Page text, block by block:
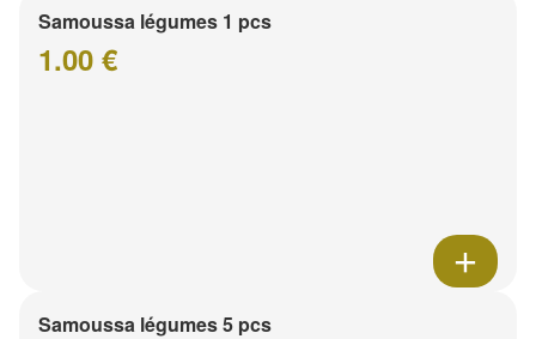
Samoussa légumes 1 pcs
1.00 €
Samoussa légumes 5 pcs